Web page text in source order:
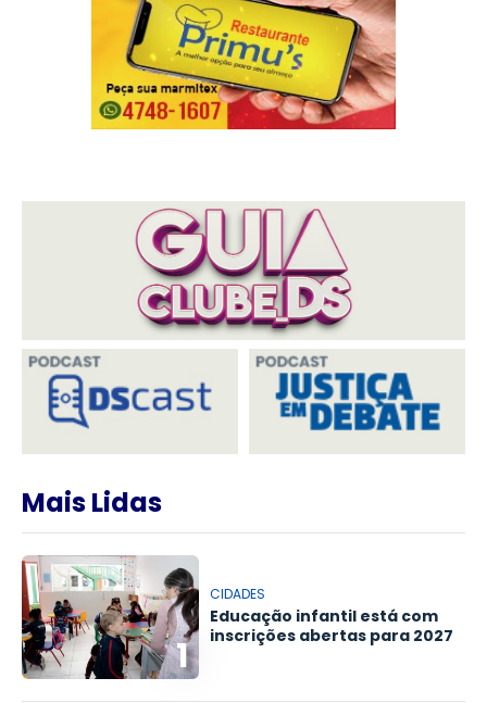
Mais Lidas
1
CIDADES
Educação infantil está com
inscrições abertas para 2027